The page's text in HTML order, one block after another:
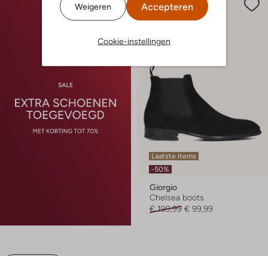
Weigeren Accepteren
Cookie-instellingen
Laatste items
-50%
Giorgio
Chelsea boots
€ 199,99 € 99,99